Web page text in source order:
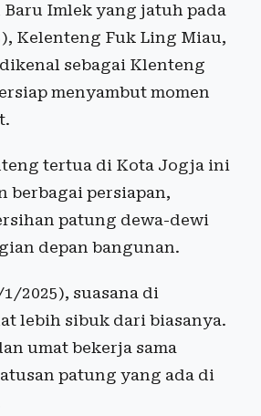
Baru Imlek yang jatuh pada
Kelenteng Fuk Ling Miau,
sebagai Klenteng
menyambut momen
tertua di Kota Jogja ini
berbagai persiapan,
patung dewa-dewi
depan bangunan.
2025), suasana di
lebih sibuk dari biasanya.
umat bekerja sama
patung yang ada di